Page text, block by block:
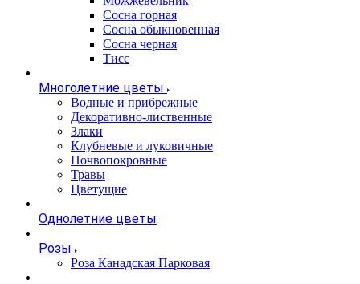
Сосна горная
Сосна обыкновенная
Сосна черная
Тисс
Многолетние цветы
Водные и прибрежные
Декоративно-лиственные
Злаки
Клубневые и луковичные
Почвопокровные
Травы
Цветущие
Однолетние цветы
Розы
Роза Канадская Парковая